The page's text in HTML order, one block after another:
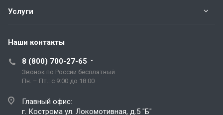
Услуги
Наши контакты
8 (800) 700-27-65
Звонок по России бесплатный
Пн. – Пт.: с 9:00 до 18:00
Главный офис:
г. Кострома ул. Локомотивная, д.5 "Б"